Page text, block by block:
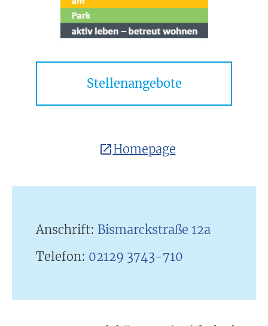
Stellenangebote
Homepage
Anschrift: Bismarckstraße 12a
Telefon: 02129 3743-710